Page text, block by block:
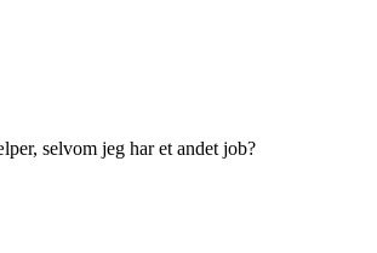
selvom jeg har et andet job?